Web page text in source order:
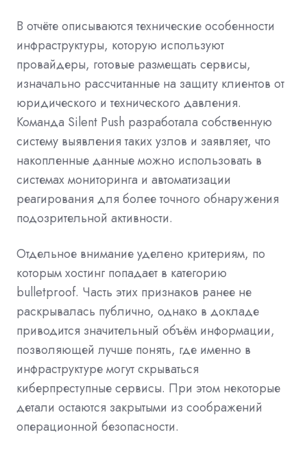
В отчёте описываются технические особенности
инфраструктуры, которую используют
провайдеры, готовые размещать сервисы,
изначально рассчитанные на защиту клиентов от
юридического и технического давления.
Команда Silent Push разработала собственную
систему выявления таких узлов и заявляет, что
накопленные данные можно использовать в
системах мониторинга и автоматизации
реагирования для более точного обнаружения
подозрительной активности.
Отдельное внимание уделено критериям, по
которым хостинг попадает в категорию
bulletproof. Часть этих признаков ранее не
раскрывалась публично, однако в докладе
приводится значительный объём информации,
позволяющей лучше понять, где именно в
инфраструктуре могут скрываться
киберпреступные сервисы. При этом некоторые
детали остаются закрытыми из соображений
операционной безопасности.